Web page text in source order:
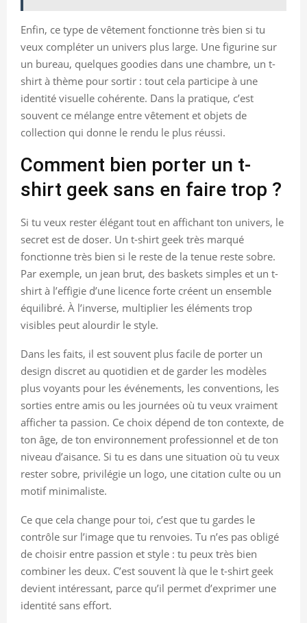
Enfin, ce type de vêtement fonctionne très bien si tu
veux compléter un univers plus large. Une figurine sur
un bureau, quelques goodies dans une chambre, un t-
shirt à thème pour sortir : tout cela participe à une
identité visuelle cohérente. Dans la pratique, c’est
souvent ce mélange entre vêtement et objets de
collection qui donne le rendu le plus réussi.
Comment bien porter un t-
shirt geek sans en faire trop ?
Si tu veux rester élégant tout en affichant ton univers, le
secret est de doser. Un t-shirt geek très marqué
fonctionne très bien si le reste de la tenue reste sobre.
Par exemple, un jean brut, des baskets simples et un t-
shirt à l’effigie d’une licence forte créent un ensemble
équilibré. À l’inverse, multiplier les éléments trop
visibles peut alourdir le style.
Dans les faits, il est souvent plus facile de porter un
design discret au quotidien et de garder les modèles
plus voyants pour les événements, les conventions, les
sorties entre amis ou les journées où tu veux vraiment
afficher ta passion. Ce choix dépend de ton contexte, de
ton âge, de ton environnement professionnel et de ton
niveau d’aisance. Si tu es dans une situation où tu veux
rester sobre, privilégie un logo, une citation culte ou un
motif minimaliste.
Ce que cela change pour toi, c’est que tu gardes le
contrôle sur l’image que tu renvoies. Tu n’es pas obligé
de choisir entre passion et style : tu peux très bien
combiner les deux. C’est souvent là que le t-shirt geek
devient intéressant, parce qu’il permet d’exprimer une
identité sans effort.